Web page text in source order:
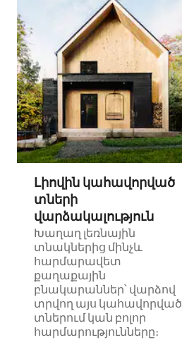
Լիովին կահավորված
տների
վարձակալություն
Խաղաղ լեռնային
տնակներից մինչև
հարմարավետ
քաղաքային
բնակարաններ՝ վարձով
տրվող այս կահավորված
տներում կան բոլոր
հարմարությունները։